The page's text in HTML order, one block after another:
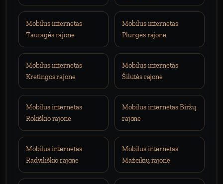
Mobilus internetas
Tauragės rajone
Mobilus internetas
Plungės rajone
Mobilus internetas
Kretingos rajone
Mobilus internetas
Šilutės rajone
Mobilus internetas
Rokiškio rajone
Mobilus internetas Biržų
rajone
Mobilus internetas
Radviliškio rajone
Mobilus internetas
Mažeikių rajone